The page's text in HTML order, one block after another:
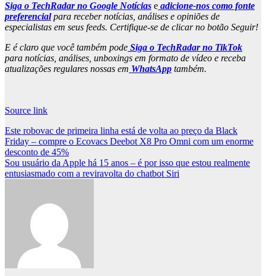
Siga o TechRadar no Google Notícias e adicione-nos como fonte
preferencialpara receber notícias, análises e opiniões de
especialistas em seus feeds. Certifique-se de clicar no botão Seguir!
E é claro que você também pode Siga o TechRadar no TikTok
para notícias, análises, unboxings em formato de vídeo e receba
atualizações regulares nossas em WhatsApp também.
Source link
Post
navigation
Este robovac de primeira linha está de volta ao preço da Black
Friday – compre o Ecovacs Deebot X8 Pro Omni com um enorme
desconto de 45%
Sou usuário da Apple há 15 anos – é por isso que estou realmente
entusiasmado com a reviravolta do chatbot Siri